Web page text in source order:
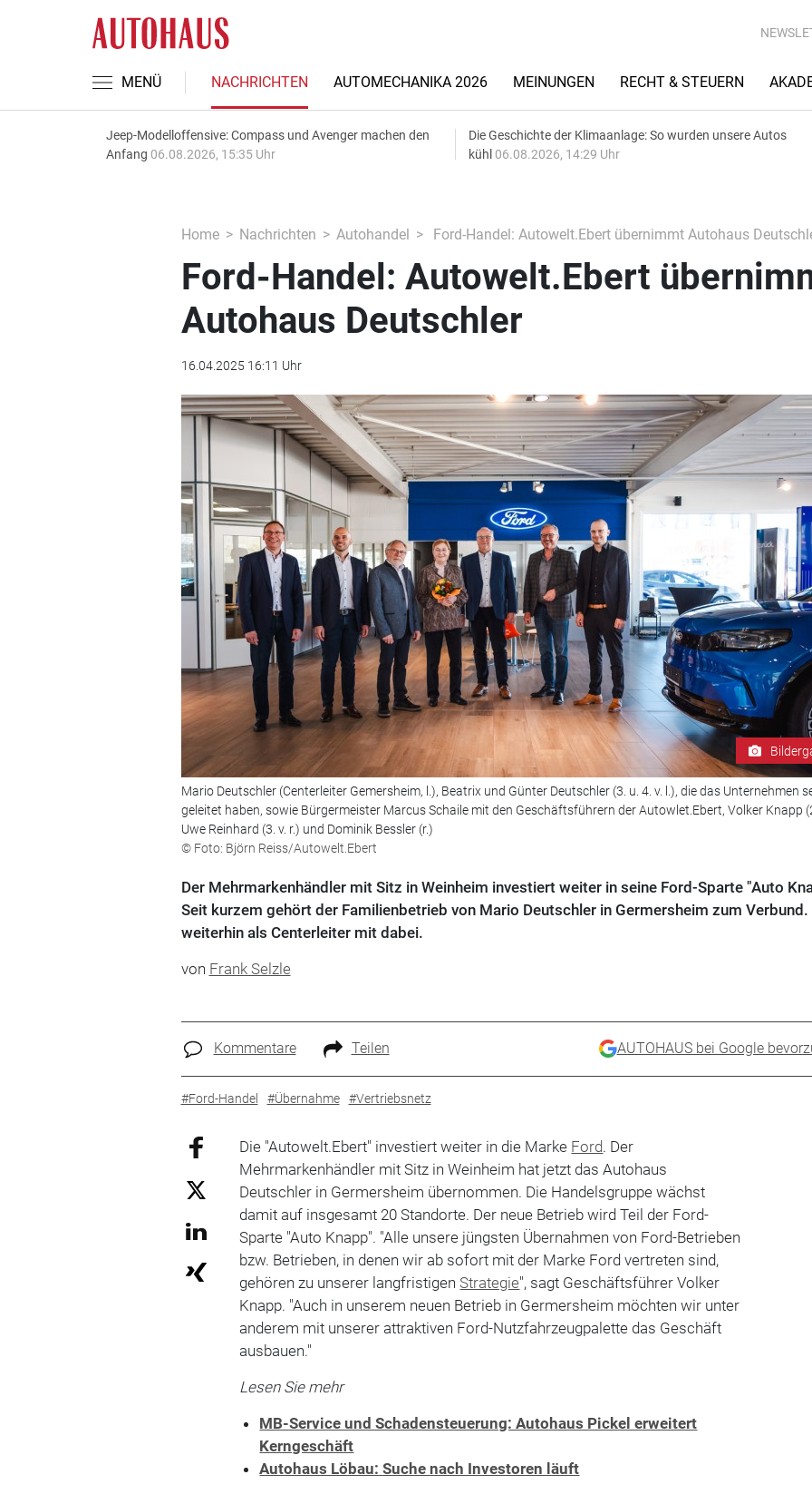
MENÜ NACHRICHTEN AUTOMECHANIKA 2026 MEINUNGEN RECHT & STEUERN
Jeep-Modelloffensive: Compass und Avenger machen den
Anfang 06.08.2026, 15:35 Uhr
Die Geschichte der Klimaanlage: So wurden unsere Autos
kühl 06.08.2026, 14:29 Uhr
Home Nachrichten Autohandel Ford-Handel: Autowelt.Ebert übernimmt Autohaus
Ford-Handel: Autowelt.Ebert
Autohaus Deutschler
16.04.2025 16:11 Uhr
Mario Deutschler (Centerleiter Gemersheim, l.), Beatrix und Günter Deutschler (3. u. 4. v. l.), die das Unternehmen
geleitet haben, sowie Bürgermeister Marcus Schaile mit den Geschäftsführern der Autowlet.Ebert, Volker Knapp
Uwe Reinhard (3. v. r.) und Dominik Bessler (r.)
© Foto: Björn Reiss/Autowelt.Ebert
Der Mehrmarkenhändler mit Sitz in Weinheim investiert weiter in seine Ford-Sparte "Auto
Seit kurzem gehört der Familienbetrieb von Mario Deutschler in Germersheim zum Verbund.
weiterhin als Centerleiter mit dabei.
von Frank Selzle
Kommentare Teilen AUTOHAUS bei Google
#Ford-Handel #Übernahme #Vertriebsnetz
Die "Autowelt.Ebert" investiert weiter in die Marke Ford. Der
Mehrmarkenhändler mit Sitz in Weinheim hat jetzt das Autohaus
Deutschler in Germersheim übernommen. Die Handelsgruppe wächst
damit auf insgesamt 20 Standorte. Der neue Betrieb wird Teil der Ford-
Sparte "Auto Knapp". "Alle unsere jüngsten Übernahmen von Ford-Betrieben
bzw. Betrieben, in denen wir ab sofort mit der Marke Ford vertreten sind,
gehören zu unserer langfristigen Strategie", sagt Geschäftsführer Volker
Knapp. "Auch in unserem neuen Betrieb in Germersheim möchten wir unter
anderem mit unserer attraktiven Ford-Nutzfahrzeugpalette das Geschäft
ausbauen."
Lesen Sie mehr
MB-Service und Schadensteuerung: Autohaus Pickel erweitert
Kerngeschäft
Autohaus Löbau: Suche nach Investoren läuft